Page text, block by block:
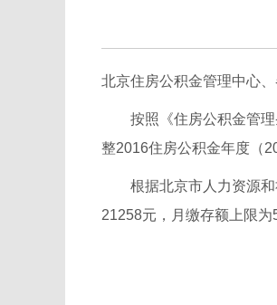
北京住房公积金管理中心
按照《住房公积金管理
整2016住房公积金年度（
根据北京市人力资源和
21258元，月缴存额上限